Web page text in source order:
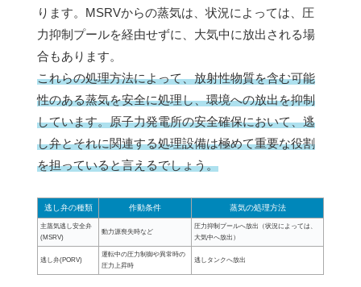
ります。MSRVからの蒸気は、状況によっては、圧
力抑制プールを経由せずに、大気中に放出される場
合もあります。
これらの処理方法によって、放射性物質を含む可能
性のある蒸気を安全に処理し、環境への放出を抑制
しています。原子力発電所の安全確保において、逃
し弁とそれに関連する処理設備は極めて重要な役割
を担っていると言えるでしょう。
逃し弁の種類 作動条件 蒸気の処理方法
主蒸気逃し安全弁
(MSRV)
動力源喪失時など
圧力抑制プールへ放出（状況によっては、
大気中へ放出）
逃し弁(PORV)
運転中の圧力制御や異常時の
圧力上昇時
逃しタンクへ放出